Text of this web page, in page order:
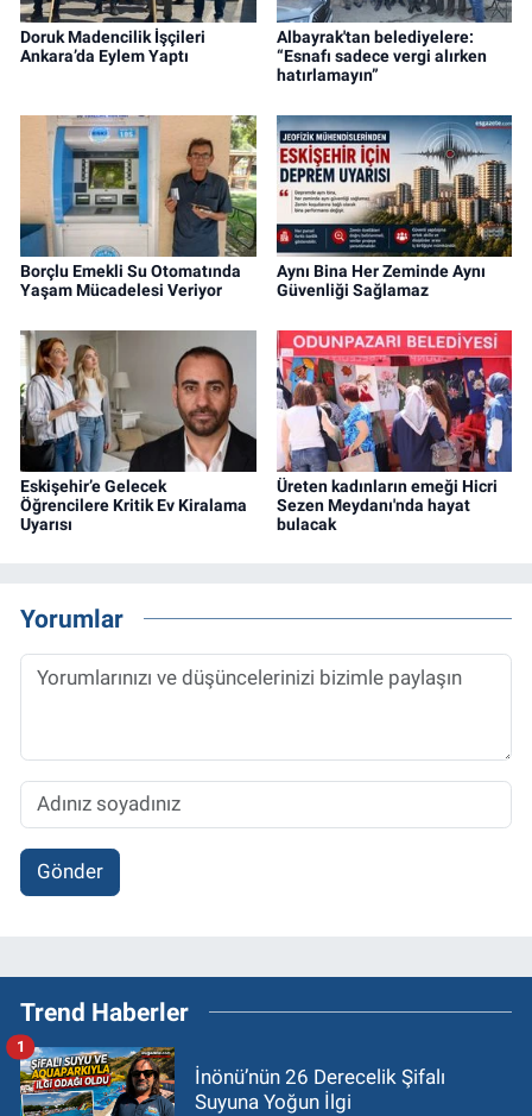
Doruk Madencilik İşçileri
Ankara’da Eylem Yaptı
Albayrak'tan belediyelere:
“Esnafı sadece vergi alırken
hatırlamayın”
Borçlu Emekli Su Otomatında
Yaşam Mücadelesi Veriyor
Aynı Bina Her Zeminde Aynı
Güvenliği Sağlamaz
Eskişehir’e Gelecek
Öğrencilere Kritik Ev Kiralama
Uyarısı
Üreten kadınların emeği Hicri
Sezen Meydanı'nda hayat
bulacak
Yorumlar
Gönder
Trend Haberler
İnönü’nün 26 Derecelik Şifalı
Suyuna Yoğun İlgi
1